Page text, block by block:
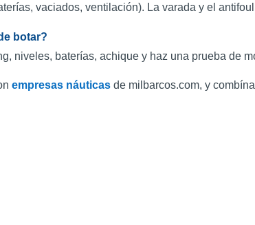
vaciados, ventilación). La varada y el
botar?
niveles, baterías, achique y haz una prueba de
empresas náuticas de milbarcos.com, y